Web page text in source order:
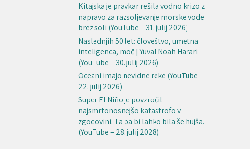
Kitajska je pravkar rešila vodno krizo z
napravo za razsoljevanje morske vode
brez soli (YouTube – 31. julij 2026)
Naslednjih 50 let: človeštvo, umetna
inteligenca, moč | Yuval Noah Harari
(YouTube – 30. julij 2026)
Oceani imajo nevidne reke (YouTube –
22. julij 2026)
Super El Niño je povzročil
najsmrtonosnejšo katastrofo v
zgodovini. Ta pa bi lahko bila še hujša.
(YouTube – 28. julij 2028)